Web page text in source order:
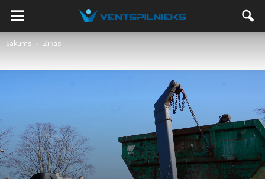
Sākums Ziņas